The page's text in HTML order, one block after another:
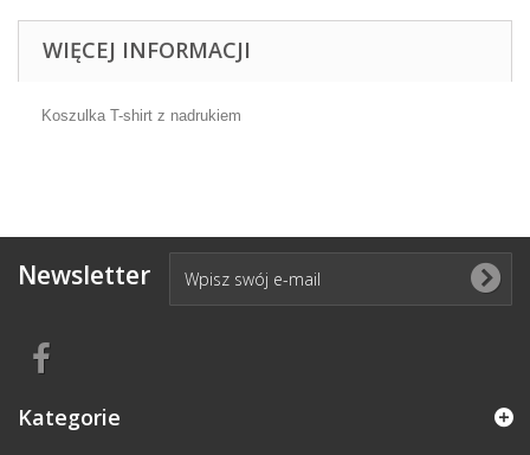
WIĘCEJ INFORMACJI
Koszulka T-shirt z nadrukiem
Newsletter
Kategorie